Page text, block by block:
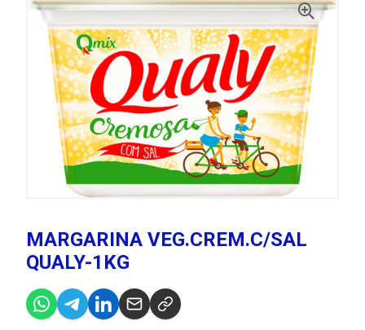
MARGARINA VEG.CREM.C/SAL
QUALY-1KG